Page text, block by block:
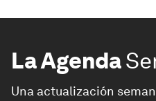
La Agenda
Una actualización